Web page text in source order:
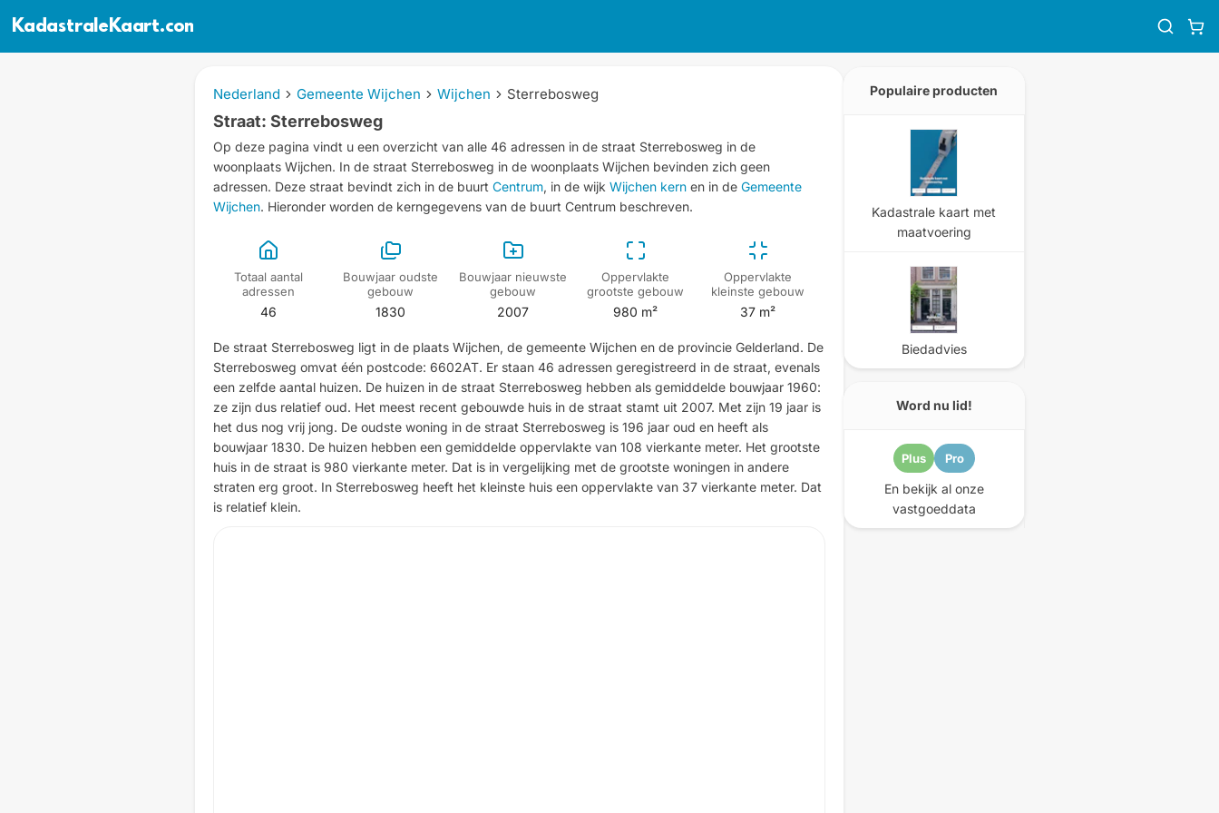
KadastraleKaart.com
Nederland Gemeente Wijchen Wijchen Sterrebosweg
Straat: Sterrebosweg
Op deze pagina vindt u een overzicht van alle 46 adressen in de straat Sterrebosweg in de
woonplaats Wijchen. In de straat Sterrebosweg in de woonplaats Wijchen bevinden zich geen
adressen. Deze straat bevindt zich in de buurt Centrum, in de wijk Wijchen kernen in de Gemeente
Wijchen. Hieronder worden de kerngegevens van de buurt Centrum beschreven.
Totaal aantal
adressen
46
Bouwjaar oudste
gebouw
1830
Bouwjaar nieuwste
gebouw
2007
Oppervlakte
grootste gebouw
980 m²
Oppervlakte
kleinste gebouw
37 m²
De straat Sterrebosweg ligt in de plaats Wijchen, de gemeente Wijchen en de provincie Gelderland. De
Sterrebosweg omvat één postcode: 6602AT. Er staan 46 adressen geregistreerd in de straat, evenals
een zelfde aantal huizen. De huizen in de straat Sterrebosweg hebben als gemiddelde bouwjaar 1960:
ze zijn dus relatief oud. Het meest recent gebouwde huis in de straat stamt uit 2007. Met zijn 19 jaar is
het dus nog vrij jong. De oudste woning in de straat Sterrebosweg is 196 jaar oud en heeft als
bouwjaar 1830. De huizen hebben een gemiddelde oppervlakte van 108 vierkante meter. Het grootste
huis in de straat is 980 vierkante meter. Dat is in vergelijking met de grootste woningen in andere
straten erg groot. In Sterrebosweg heeft het kleinste huis een oppervlakte van 37 vierkante meter. Dat
is relatief klein.
Populaire producten
Kadastrale kaart met
maatvoering
Biedadvies
Word nu lid!
Plus Pro
En bekijk al onze
vastgoeddata